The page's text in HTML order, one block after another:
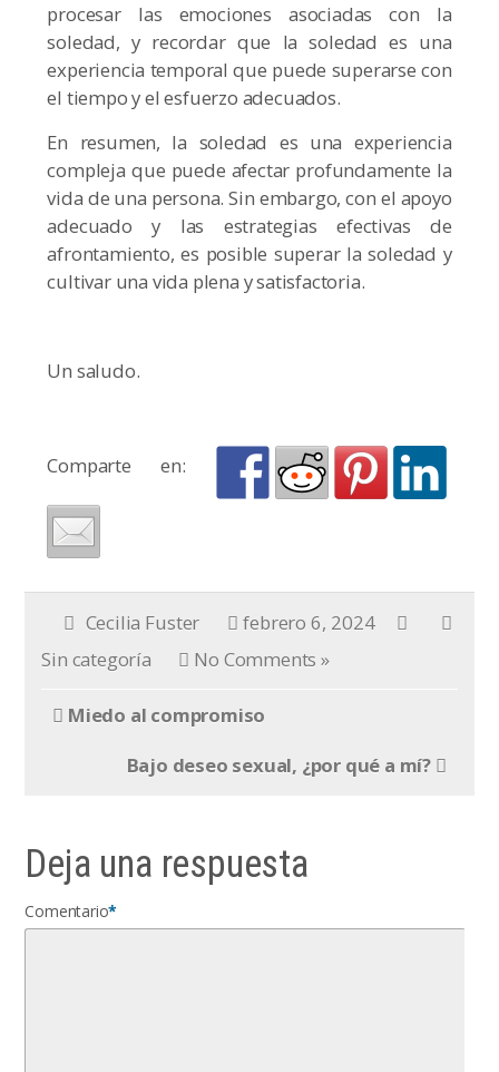
procesar las emociones asociadas con la
soledad, y recordar que la soledad es una
experiencia temporal que puede superarse con
el tiempo y el esfuerzo adecuados.
En resumen, la soledad es una experiencia
compleja que puede afectar profundamente la
vida de una persona. Sin embargo, con el apoyo
adecuado y las estrategias efectivas de
afrontamiento, es posible superar la soledad y
cultivar una vida plena y satisfactoria.
Un saludo.
Comparte en:
Cecilia Fuster
febrero 6, 2024
Sin categoría
No Comments »
Miedo al compromiso
Bajo deseo sexual, ¿por qué a mí?
Deja una respuesta
Comentario*